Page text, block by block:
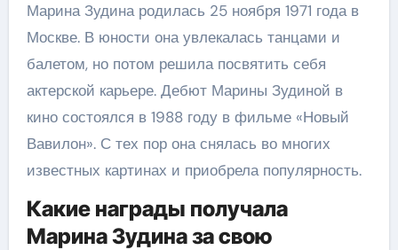
Марина Зудина родилась 25 ноября 1971 года в
Москве. В юности она увлекалась танцами и
балетом, но потом решила посвятить себя
актерской карьере. Дебют Марины Зудиной в
кино состоялся в 1988 году в фильме «Новый
Вавилон». С тех пор она снялась во многих
известных картинах и приобрела популярность.
Какие награды получала
Марина Зудина за свою